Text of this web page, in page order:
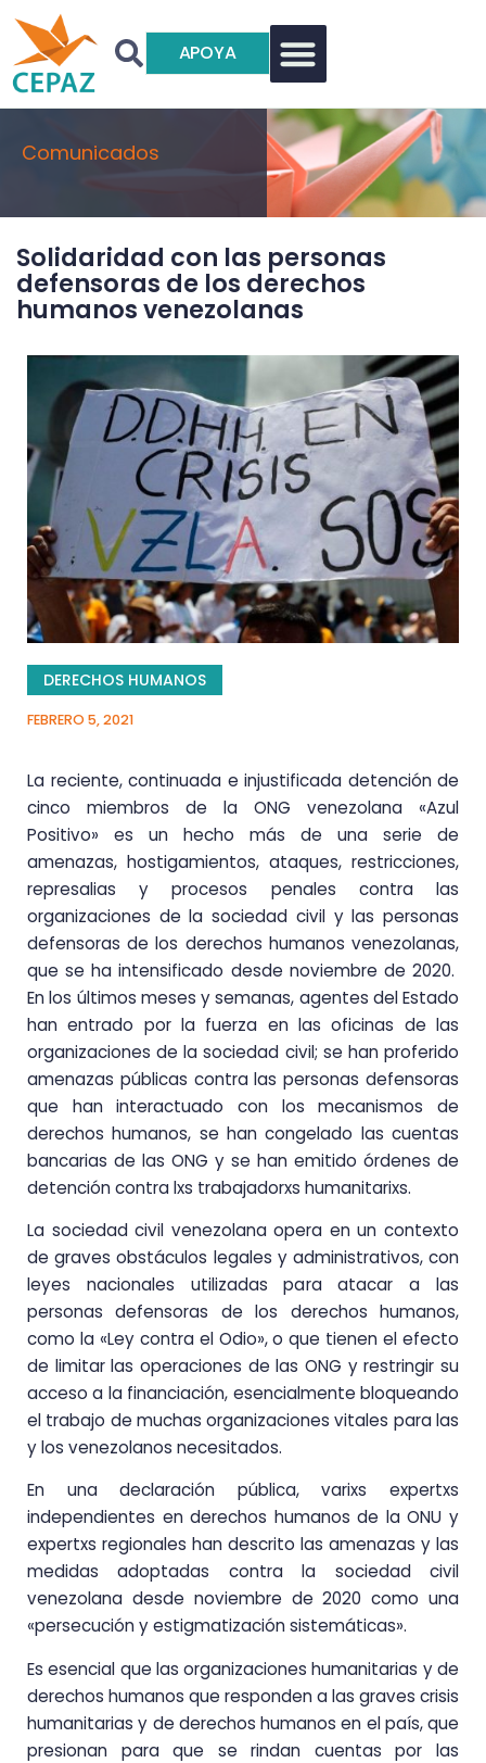
APOYA
Comunicados
Solidaridad con las personas
defensoras de los derechos
humanos venezolanas
DERECHOS HUMANOS
FEBRERO 5, 2021
La reciente, continuada e injustificada detención de
cinco miembros de la ONG venezolana «Azul
Positivo» es un hecho más de una serie de
amenazas, hostigamientos, ataques, restricciones,
represalias y procesos penales contra las
organizaciones de la sociedad civil y las personas
defensoras de los derechos humanos venezolanas,
que se ha intensificado desde noviembre de 2020.
En los últimos meses y semanas, agentes del Estado
han entrado por la fuerza en las oficinas de las
organizaciones de la sociedad civil; se han proferido
amenazas públicas contra las personas defensoras
que han interactuado con los mecanismos de
derechos humanos, se han congelado las cuentas
bancarias de las ONG y se han emitido órdenes de
detención contra lxs trabajadorxs humanitarixs.
La sociedad civil venezolana opera en un contexto
de graves obstáculos legales y administrativos, con
leyes nacionales utilizadas para atacar a las
personas defensoras de los derechos humanos,
como la «Ley contra el Odio», o que tienen el efecto
de limitar las operaciones de las ONG y restringir su
acceso a la financiación, esencialmente bloqueando
el trabajo de muchas organizaciones vitales para las
y los venezolanos necesitados.
En una declaración pública, varixs expertxs
independientes en derechos humanos de la ONU y
expertxs regionales han descrito las amenazas y las
medidas adoptadas contra la sociedad civil
venezolana desde noviembre de 2020 como una
«persecución y estigmatización sistemáticas».
Es esencial que las organizaciones humanitarias y de
derechos humanos que responden a las graves crisis
humanitarias y de derechos humanos en el país, que
presionan para que se rindan cuentas por las